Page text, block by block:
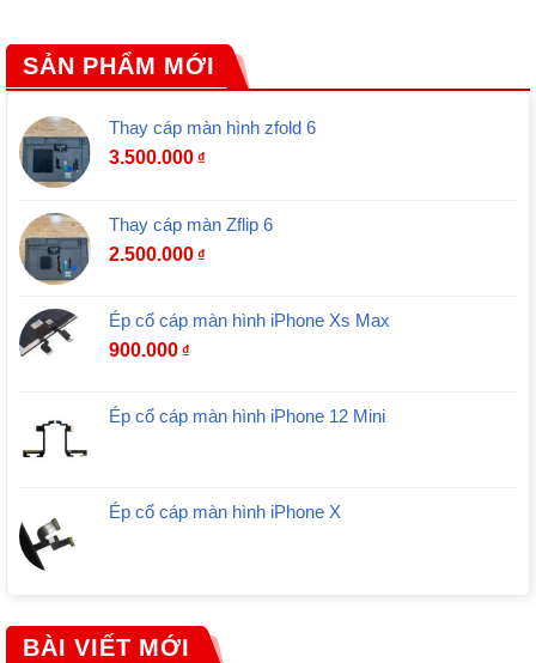
SẢN PHẨM MỚI
Thay cáp màn hình zfold 6
3.500.000 ₫
Thay cáp màn Zflip 6
2.500.000 ₫
Ép cổ cáp màn hình iPhone Xs Max
900.000 ₫
Ép cổ cáp màn hình iPhone 12 Mini
Ép cổ cáp màn hình iPhone X
BÀI VIẾT MỚI